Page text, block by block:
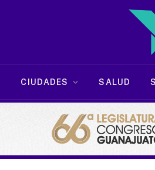
CIUDADES SALUD